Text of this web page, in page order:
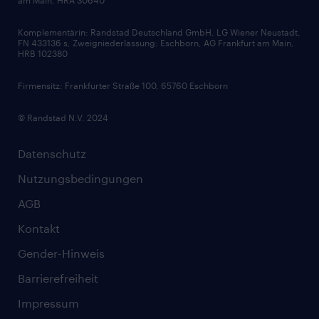
Soft Skills
Skills
Datenschutz
Nutzungsbedingungen
AGB
Kontakt
Gender-Hinweis
Barrierefreiheit
Impressum
Komplementärin: Randstad Deutschland GmbH, LG Wiener Neustadt,
FN 433136 s, Zweigniederlassung: Eschborn, AG Frankfurt am Main,
HRB 102380
Firmensitz: Frankfurter Straße 100, 65760 Eschborn
© Randstad N.V. 2024